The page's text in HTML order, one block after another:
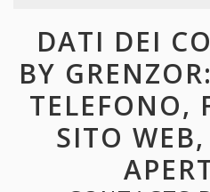
DATI DEI
BY
TELEFONO,
SITO